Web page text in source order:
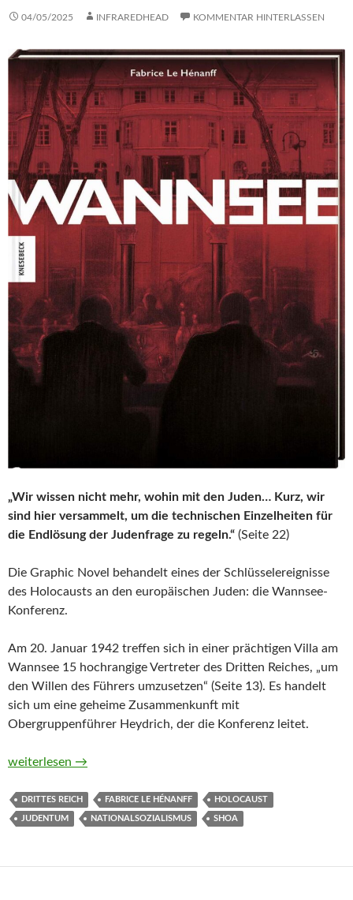
04/05/2025 INFRAREDHEAD KOMMENTAR HINTERLASSEN
„Wir wissen nicht mehr, wohin mit den Juden… Kurz, wir
sind hier versammelt, um die technischen Einzelheiten für
die Endlösung der Judenfrage zu regeln.“ (Seite 22)
Die Graphic Novel behandelt eines der Schlüsselereignisse
des Holocausts an den europäischen Juden: die Wannsee-
Konferenz.
Am 20. Januar 1942 treffen sich in einer prächtigen Villa am
Wannsee 15 hochrangige Vertreter des Dritten Reiches, „um
den Willen des Führers umzusetzen“ (Seite 13). Es handelt
sich um eine geheime Zusammenkunft mit
Obergruppenführer Heydrich, der die Konferenz leitet.
Wannsee. Graphic Novel von Fabrice Le Hénanff
weiterlesen →
DRITTES REICH FABRICE LE HÉNANFF HOLOCAUST
JUDENTUM NATIONALSOZIALISMUS SHOA